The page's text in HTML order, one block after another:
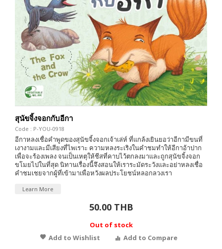
สุนัขจิ้งจอกกับอีกา
Code : P-YOU-0918
อีกาหลงเชื่อคำพูดของสุนัขจิ้งจอกเจ้าเล่ห์ ที่แกล้งเยินยอว่าอีกามีขนที่
เงางามและมีเสียงที่ไพเราะ ความหลงระเริงในคำชมทำให้อีกาอ้าปาก
เพื่อจะร้องเพลง จนเป็นเหตุให้ชีสที่คาบไว้ตกลงมาและถูกสุนัขจิ้งจอก
ขโมยไปในที่สุด นิทานเรื่องนี้จึงสอนให้เราระมัดระวังและอย่าหลงเชื่อ
คำชมเชยจากผู้ที่เข้ามาเพื่อหวังผลประโยชน์หลอกลวงเรา
Learn More
50.00 THB
Out of stock
Add to Wishlist
Add to Compare